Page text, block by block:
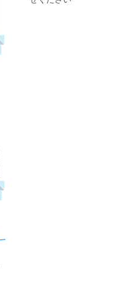
いたし
用（シ